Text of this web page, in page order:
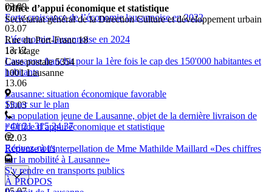
03.09
Forte croissance de l’économie lausannoise en 2022
03.07
L'économie lausannoise en 2024
13.12
Lausanne franchit pour la 1ère fois le cap des 150'000 habitantes et
habitants
13.06
Lausanne: situation économique favorable
15.03
La population jeune de Lausanne, objet de la dernière livraison de
l’Office d’appui économique et statistique
02.03
Réponse à l’interpellation de Mme Mathilde Maillard «Des chiffres
sur la mobilité à Lausanne»
Office d’appui économique et statistique
Secrétariat général de la Direction Culture et développement urbain
Rue du Port-Franc 18
1er étage
Case postale 5354
1001 Lausanne
Situer sur le plan
+41 21 315 24 37
Ecrivez-nous
S'y rendre en transports publics
À PROPOS